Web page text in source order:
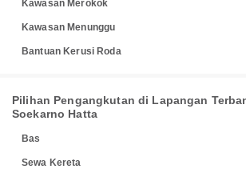
Kawasan Merokok
Kawasan Menunggu
Bantuan Kerusi Roda
Pilihan Pengangkutan di Lapangan
Soekarno Hatta
Bas
Sewa Kereta